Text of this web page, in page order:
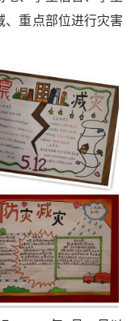
、重点部位进行灾害